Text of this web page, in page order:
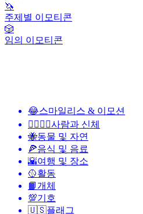
🦄
주제별 이모티콘
🎲
임의 이모티콘
😂스마일리스 & 이모션
👩‍❤️‍💋‍👨사람과 신체
🐝동물 및 자연
🍕음식 및 음료
🌇여행 및 장소
🥎활동
📙개체
💯기호
🇺🇸플래그